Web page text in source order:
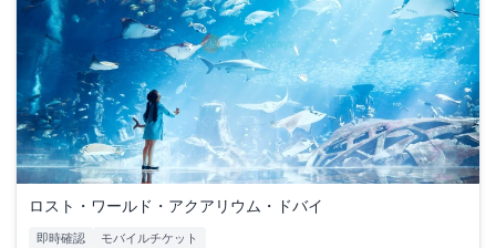
ロスト・ワールド・アクアリウム・ドバイ
即時確認 モバイルチケット